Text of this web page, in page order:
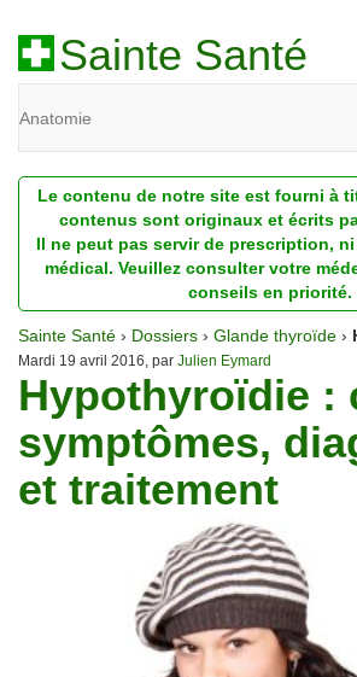
Sainte Santé
Anatomie
Diagnostic
Dossiers
Homéopathie
Nutrition
Pathologie
Psychologie
Recherches
Le contenu de notre site est fourni à
contenus sont originaux et écrits
Il ne peut pas servir de prescription,
médical. Veuillez consulter votre
conseils en priorité.
Sainte Santé › Dossiers › Glande thyroïde ›
Mardi 19 avril 2016, par Julien Eymard
Hypothyroïdie :
symptômes,
et traitement